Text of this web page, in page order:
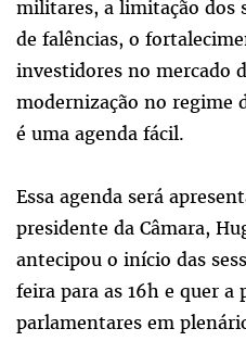
militares, a limitação dos
de falências, o
investidores no mercado
modernização no regime
é uma agenda fácil.
Essa agenda será
presidente da Câmara,
antecipou o início das
feira para as 16h e quer a
parlamentares em